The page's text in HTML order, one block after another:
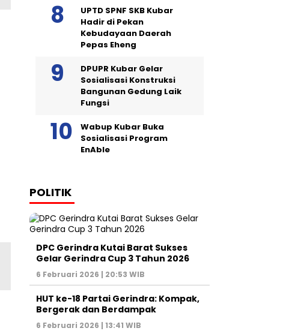
UPTD SPNF SKB Kubar
Hadir di Pekan
Kebudayaan Daerah
Pepas Eheng
DPUPR Kubar Gelar
Sosialisasi Konstruksi
Bangunan Gedung Laik
Fungsi
Wabup Kubar Buka
Sosialisasi Program
EnAble
POLITIK
DPC Gerindra Kutai Barat Sukses
Gelar Gerindra Cup 3 Tahun 2026
6 Februari 2026 | 20:53 WIB
HUT ke-18 Partai Gerindra: Kompak,
Bergerak dan Berdampak
6 Februari 2026 | 13:41 WIB